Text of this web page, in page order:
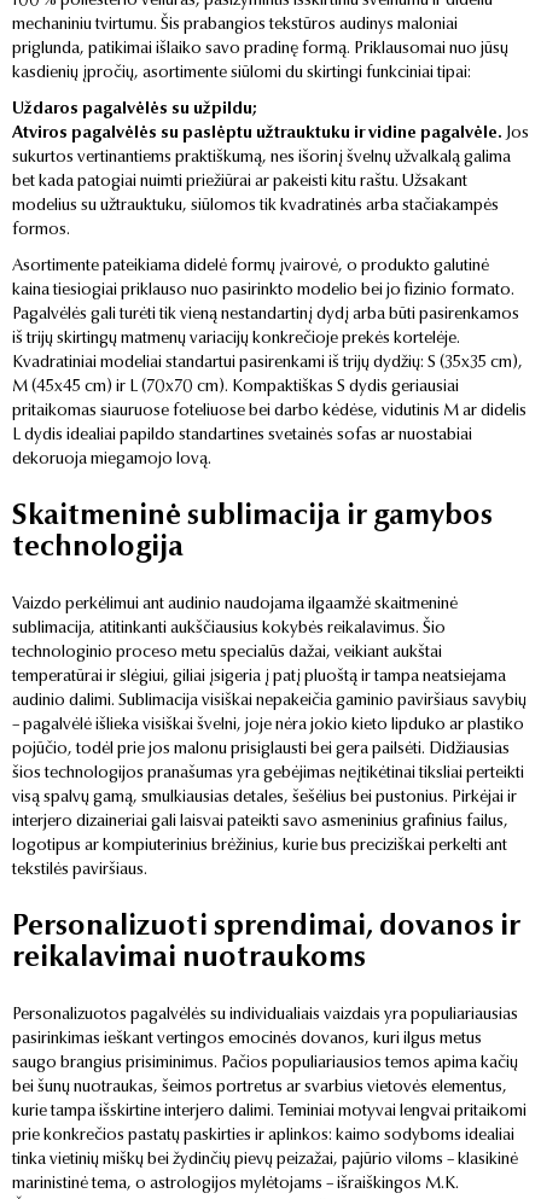
mechaniniu tvirtumu. Šis prabangios tekstūros audinys maloniai
priglunda, patikimai išlaiko savo pradinę formą. Priklausomai nuo jūsų
kasdienių įpročių, asortimente siūlomi du skirtingi funkciniai tipai:
Uždaros pagalvėlės su užpildu;
Atviros pagalvėlės su paslėptu užtrauktuku ir vidine pagalvėle. Jos
sukurtos vertinantiems praktiškumą, nes išorinį švelnų užvalkalą galima
bet kada patogiai nuimti priežiūrai ar pakeisti kitu raštu. Užsakant
modelius su užtrauktuku, siūlomos tik kvadratinės arba stačiakampės
formos.
Asortimente pateikiama didelė formų įvairovė, o produkto galutinė
kaina tiesiogiai priklauso nuo pasirinkto modelio bei jo fizinio formato.
Pagalvėlės gali turėti tik vieną nestandartinį dydį arba būti pasirenkamos
iš trijų skirtingų matmenų variacijų konkrečioje prekės kortelėje.
Kvadratiniai modeliai standartui pasirenkami iš trijų dydžių: S (35x35 cm),
M (45x45 cm) ir L (70x70 cm). Kompaktiškas S dydis geriausiai
pritaikomas siauruose foteliuose bei darbo kėdėse, vidutinis M ar didelis
L dydis idealiai papildo standartines svetainės sofas ar nuostabiai
dekoruoja miegamojo lovą.
Skaitmeninė sublimacija ir gamybos
technologija
Vaizdo perkėlimui ant audinio naudojama ilgaamžė skaitmeninė
sublimacija, atitinkanti aukščiausius kokybės reikalavimus. Šio
technologinio proceso metu specialūs dažai, veikiant aukštai
temperatūrai ir slėgiui, giliai įsigeria į patį pluoštą ir tampa neatsiejama
audinio dalimi. Sublimacija visiškai nepakeičia gaminio paviršiaus savybių
– pagalvėlė išlieka visiškai švelni, joje nėra jokio kieto lipduko ar plastiko
pojūčio, todėl prie jos malonu prisiglausti bei gera pailsėti. Didžiausias
šios technologijos pranašumas yra gebėjimas neįtikėtinai tiksliai perteikti
visą spalvų gamą, smulkiausias detales, šešėlius bei pustonius. Pirkėjai ir
interjero dizaineriai gali laisvai pateikti savo asmeninius grafinius failus,
logotipus ar kompiuterinius brėžinius, kurie bus preciziškai perkelti ant
tekstilės paviršiaus.
Personalizuoti sprendimai, dovanos ir
reikalavimai nuotraukoms
Personalizuotos pagalvėlės su individualiais vaizdais yra populiariausias
pasirinkimas ieškant vertingos emocinės dovanos, kuri ilgus metus
saugo brangius prisiminimus. Pačios populiariausios temos apima kačių
bei šunų nuotraukas, šeimos portretus ar svarbius vietovės elementus,
kurie tampa išskirtine interjero dalimi. Teminiai motyvai lengvai pritaikomi
prie konkrečios pastatų paskirties ir aplinkos: kaimo sodyboms idealiai
tinka vietinių miškų bei žydinčių pievų peizažai, pajūrio viloms – klasikinė
marinistinė tema, o astrologijos mylėtojams – išraiškingos M.K.